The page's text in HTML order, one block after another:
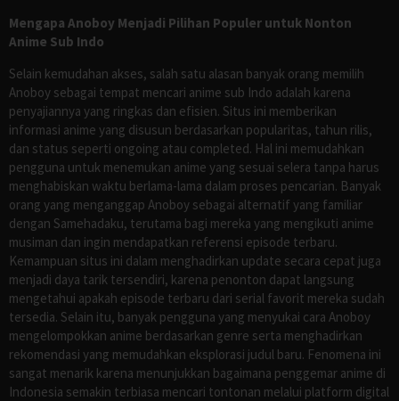
Mengapa Anoboy Menjadi Pilihan Populer untuk Nonton
Anime Sub Indo
Selain kemudahan akses, salah satu alasan banyak orang memilih
Anoboy sebagai tempat mencari anime sub Indo adalah karena
penyajiannya yang ringkas dan efisien. Situs ini memberikan
informasi anime yang disusun berdasarkan popularitas, tahun rilis,
dan status seperti ongoing atau completed. Hal ini memudahkan
pengguna untuk menemukan anime yang sesuai selera tanpa harus
menghabiskan waktu berlama-lama dalam proses pencarian. Banyak
orang yang menganggap Anoboy sebagai alternatif yang familiar
dengan Samehadaku, terutama bagi mereka yang mengikuti anime
musiman dan ingin mendapatkan referensi episode terbaru.
Kemampuan situs ini dalam menghadirkan update secara cepat juga
menjadi daya tarik tersendiri, karena penonton dapat langsung
mengetahui apakah episode terbaru dari serial favorit mereka sudah
tersedia. Selain itu, banyak pengguna yang menyukai cara Anoboy
mengelompokkan anime berdasarkan genre serta menghadirkan
rekomendasi yang memudahkan eksplorasi judul baru. Fenomena ini
sangat menarik karena menunjukkan bagaimana penggemar anime di
Indonesia semakin terbiasa mencari tontonan melalui platform digital